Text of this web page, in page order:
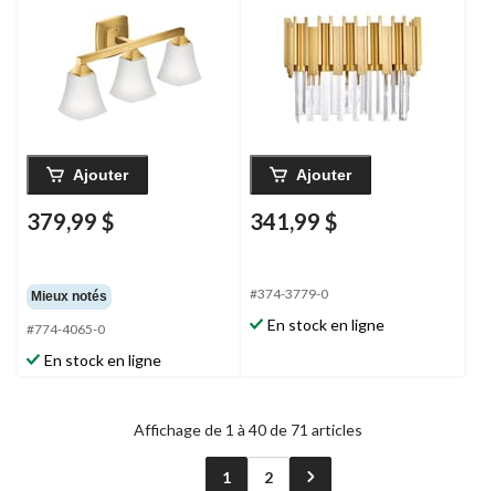
Ajouter
379,99 $
Mieux notés
#774-4065-0
En stock en ligne
Ajouter
341,99 $
#374-3779-0
En stock en ligne
Affichage de 1 à 40 de 71 articles
1 2